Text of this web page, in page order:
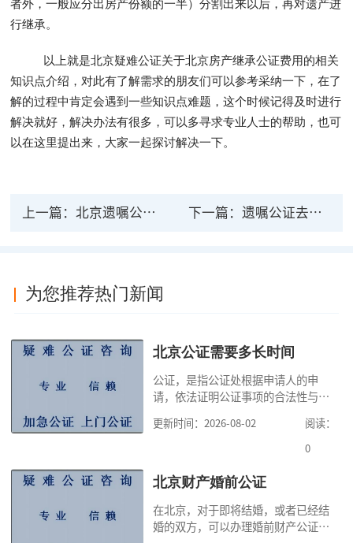
者外，一般应分出房产份额的一半）分割出来以后，再对遗产进
行继承。
以上就是北京疑难公证关于北京房产继承公证费用的相关
知识点介绍，对此有了解需求的朋友们可以参考采纳一下，在了
解的过程中肯定会遇到一些知识点难题，这个时候记得及时进行
解决就好，解决办法有很多，可以多寻求专业人士的帮助，也可
以在这里提出来，大家一起探讨解决一下。
上一篇：北京遗嘱公证费用 遗嘱公证的办理条件有哪些 下一篇： 遗嘱公证去哪里公证，遗嘱公证办理条件是什么
为您推荐热门新闻
北京公证需要多长时间
公证，是指公证处根据申请人的申
请，依法证明公证事项的合法性与真
高公证事项的效力，固定证据，但是
很多人不知道在北京办理公证需要多
家，办理公证的时候除了需要按照公
道北京公证需要什么材料,北京公证需
要多少钱？北京公
更新时间：2026-08-02
阅读：
0
北京财产婚前公证
在北京，对于即将结婚，或者已经结
婚的双方，可以办理婚前财产公证，